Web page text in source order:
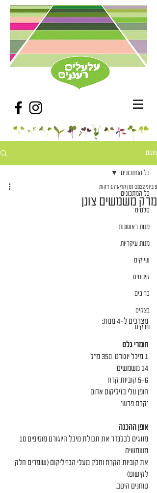
פוסט
כל המתכונים
סלטים
מנות ראשונות
מנות עיקריות
שייקים
קינוחים
כריכים
בצקים
מרקים
כל המתכונים
מרק משמשים צונן
9 ביוני 2022 זמן קריאה 1 דקות
מצרכים ל-4 מנות:
חומרי גלם
1 מיכל יוגורט  350 מ״ל
14 משמשים
5-6 קוביות קרח
חופן עלי בזיליקום אדום
׳קרם פרש׳
אופן ההכנה
משמשים
את קוביות הקרח וחלק מעלי הבזיליקום (שומרים חלק
לקישוט)
טוחנים היטב.